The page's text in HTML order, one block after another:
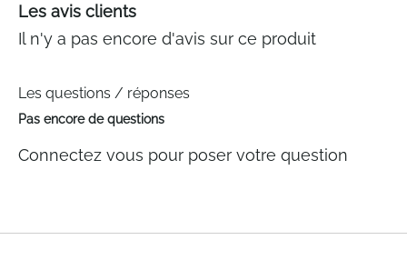
Les avis clients
Il n'y a pas encore d'avis sur ce produit
Les questions / réponses
Pas encore de questions
Connectez vous pour poser votre question